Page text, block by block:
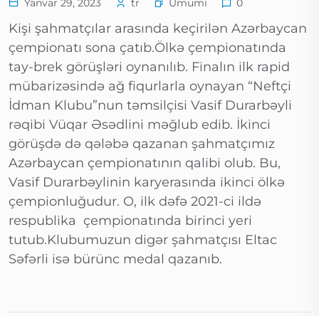
Yanvar 29, 2023 tr Ümumi 0
Kişi şahmatçılar arasında keçirilən Azərbaycan
çempionatı sona çatıb.Ölkə çempionatında
tay-brek görüşləri oynanılıb. Finalın ilk rapid
mübarizəsində ağ fiqurlarla oynayan “Neftçi
İdman Klubu”nun təmsilçisi Vasif Durarbəyli
rəqibi Vüqar Əsədlini məğlub edib. İkinci
görüşdə də qələbə qazanan şahmatçımız
Azərbaycan çempionatının qalibi olub. Bu,
Vasif Durarbəylinin karyerasında ikinci ölkə
çempionluğudur. O, ilk dəfə 2021-ci ildə
respublika çempionatında birinci yeri
tutub.Klubumuzun digər şahmatçısı Eltac
Səfərli isə bürünc medal qazanıb.